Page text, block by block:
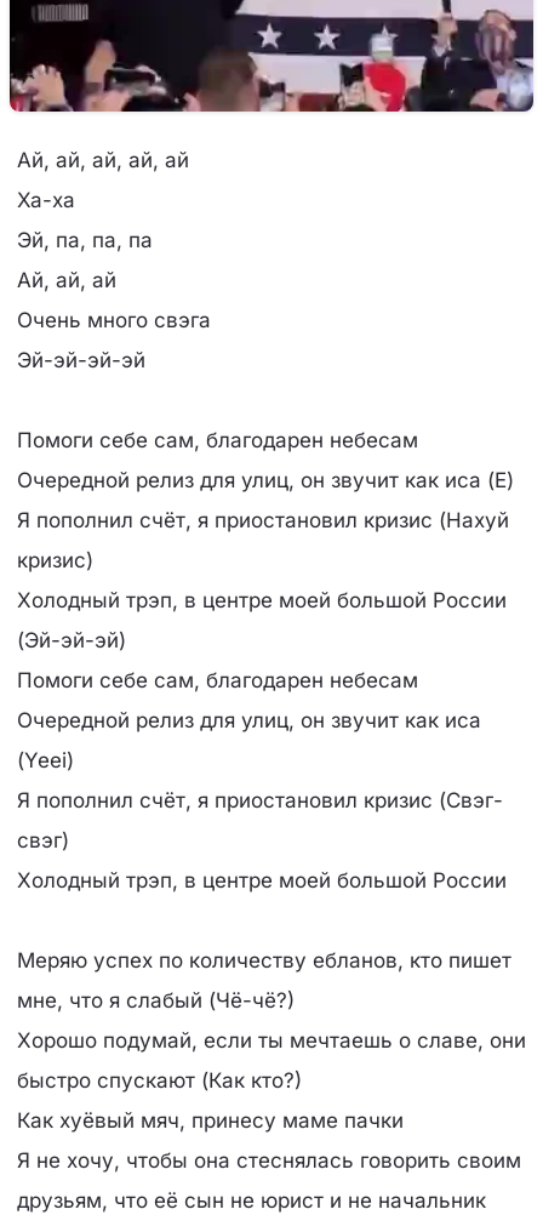
Ай, ай, ай, ай, ай
Ха-ха
Эй, па, па, па
Ай, ай, ай
Очень много свэга
Эй-эй-эй-эй
Помоги себе сам, благодарен небесам
Очередной релиз для улиц, он звучит как иса (Е)
Я пополнил счёт, я приостановил кризис (Нахуй
кризис)
Холодный трэп, в центре моей большой России
(Эй-эй-эй)
Помоги себе сам, благодарен небесам
Очередной релиз для улиц, он звучит как иса
(Yeei)
Я пополнил счёт, я приостановил кризис (Свэг-
свэг)
Холодный трэп, в центре моей большой России
Меряю успех по количеству ебланов, кто пишет
мне, что я слабый (Чё-чё?)
Хорошо подумай, если ты мечтаешь о славе, они
быстро спускают (Как кто?)
Как хуёвый мяч, принесу маме пачки
Я не хочу, чтобы она стеснялась говорить своим
друзьям, что её сын не юрист и не начальник